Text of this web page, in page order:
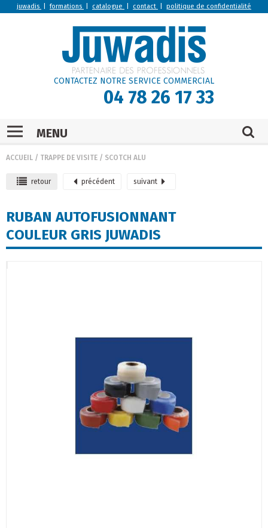
juwadis |formations catalogue contact politique de confidentialité
CONTACTEZ NOTRE SERVICE COMMERCIAL
04 78 26 17 33
MENU
ACCUEIL / TRAPPE DE VISITE / SCOTCH ALU
retour précédent suivant
RUBAN AUTOFUSIONNANT
COULEUR GRIS JUWADIS